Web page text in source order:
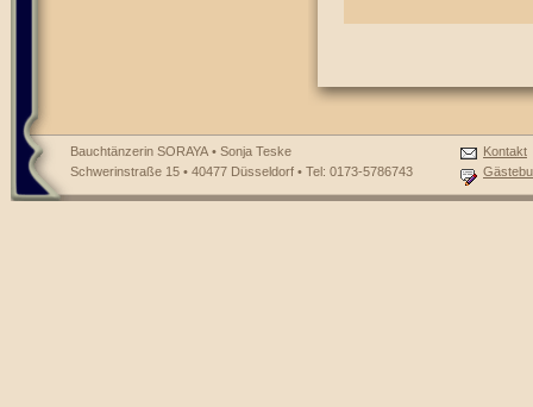
Bauchtänzerin SORAYA • Sonja Teske
Schwerinstraße 15 • 40477 Düsseldorf • Tel: 0173-5786743
Kontakt